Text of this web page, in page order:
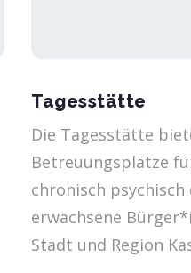
Tagesstätte
Die Tagesstätte
Betreuungsplätze
chronisch
erwachsene
Stadt und Region